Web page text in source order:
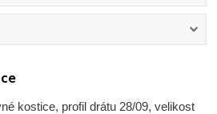
kostice, profildrátu 28/09, velikost